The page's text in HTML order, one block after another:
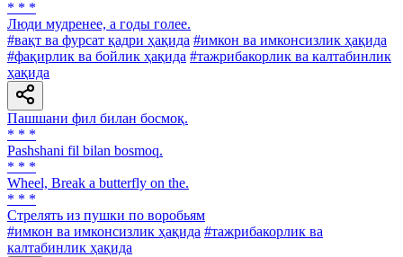
* * *
Люди мудренее, a годы голее.
#вақт ва фурсат қадри ҳақида #имкон ва имконсизлик ҳақида
#фақирлик ва бойлик ҳақида #тажрибакорлик ва калтабинлик
ҳақида
Пашшани фил билан босмоқ.
* * *
Pashshani fil bilan bosmoq.
* * *
Wheel, Break a butterfly on the.
* * *
Стрелять из пушки по воробьям
#имкон ва имконсизлик ҳақида #тажрибакорлик ва
калтабинлик ҳақида